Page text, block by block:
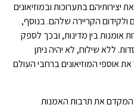
בתערוכות ובמוזיאונים
הקריירה שלהם. בנוסף,
אומנות בין מדינות, ובכך לספק
ללא שילוח, לא יהיה ניתן
אוספי המוזיאונים ברחבי העולם
המקדם את תרבות האמנות